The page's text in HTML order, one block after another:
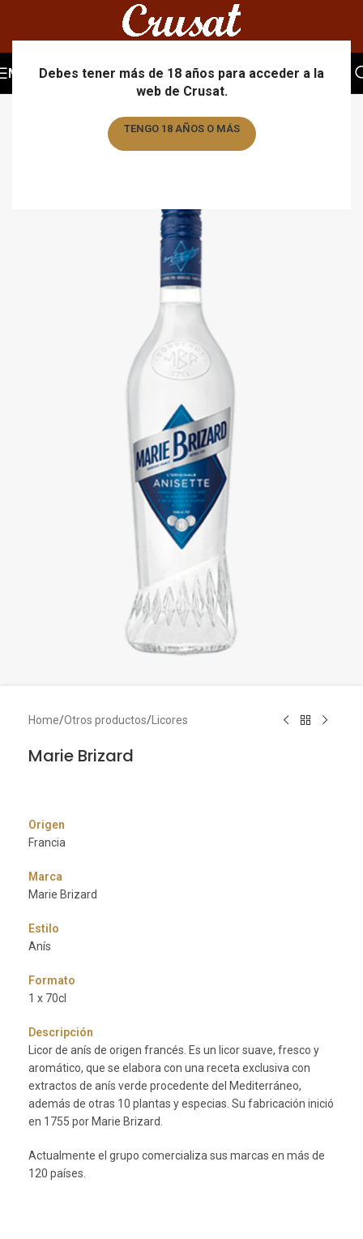
Debes tener más de 18 años para acceder a la
web de Crusat.
TENGO 18 AÑOS O MÁS
MENU
Home/Otros productos/ Licores
Marie Brizard
Origen
Francia
Marca
Marie Brizard
Estilo
Anís
Formato
1 x 70cl
Descripción
Licor de anís de origen francés. Es un licor suave, fresco y
aromático, que se elabora con una receta exclusiva con
extractos de anís verde procedente del Mediterráneo,
además de otras 10 plantas y especias. Su fabricación inició
en 1755 por Marie Brizard.
Actualmente el grupo comercializa sus marcas en más de
120 países.